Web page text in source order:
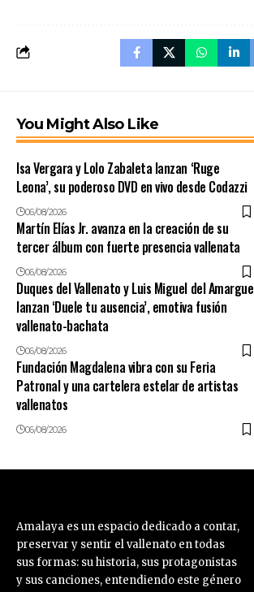
You Might Also Like
Isa Vergara y Lolo Zabaleta lanzan ‘Ruge
Leona’, su poderoso DVD en vivo desde Codazzi
06/08/2026
Martín Elías Jr. avanza en la creación de su
tercer álbum con fuerte presencia vallenata
06/08/2026
Duques del Vallenato y Luis Miguel del Amargue
lanzan ‘Duele tu ausencia’, emotiva fusión
vallenato-bachata
06/08/2026
Fundación Magdalena vibra con su Feria
Patronal y una cartelera estelar de artistas
vallenatos
06/08/2026
Amalaya es un espacio dedicado a contar,
preservar y sentir el vallenato en todas
sus formas: su historia, sus protagonistas
y sus canciones, entendiendo este género